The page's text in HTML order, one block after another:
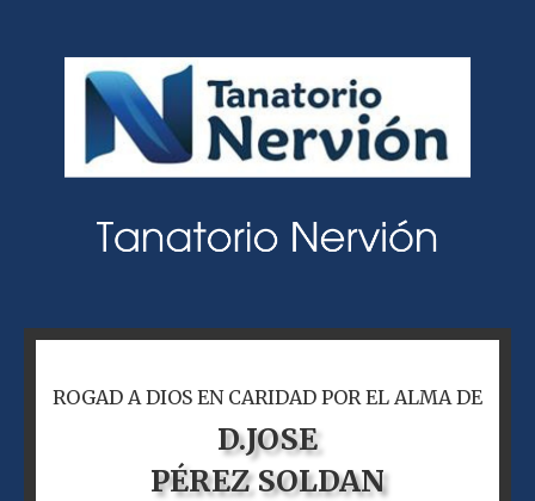
ROGAD A DIOS EN CARIDAD POR EL ALMA DE
D.JOSE
PÉREZ SOLDAN